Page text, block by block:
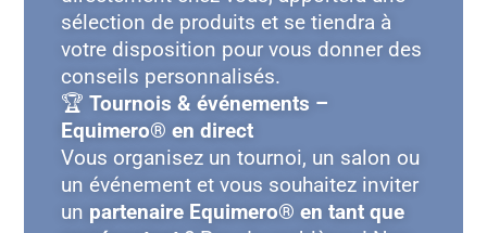
sélection de produits et se tiendra à
votre disposition pour vous donner des
conseils personnalisés.
🏆Tournois & événements –
Equimero® en direct
Vous organisez un tournoi, un salon ou
un événement et vous souhaitez inviter
un partenaire Equimero® en tant que